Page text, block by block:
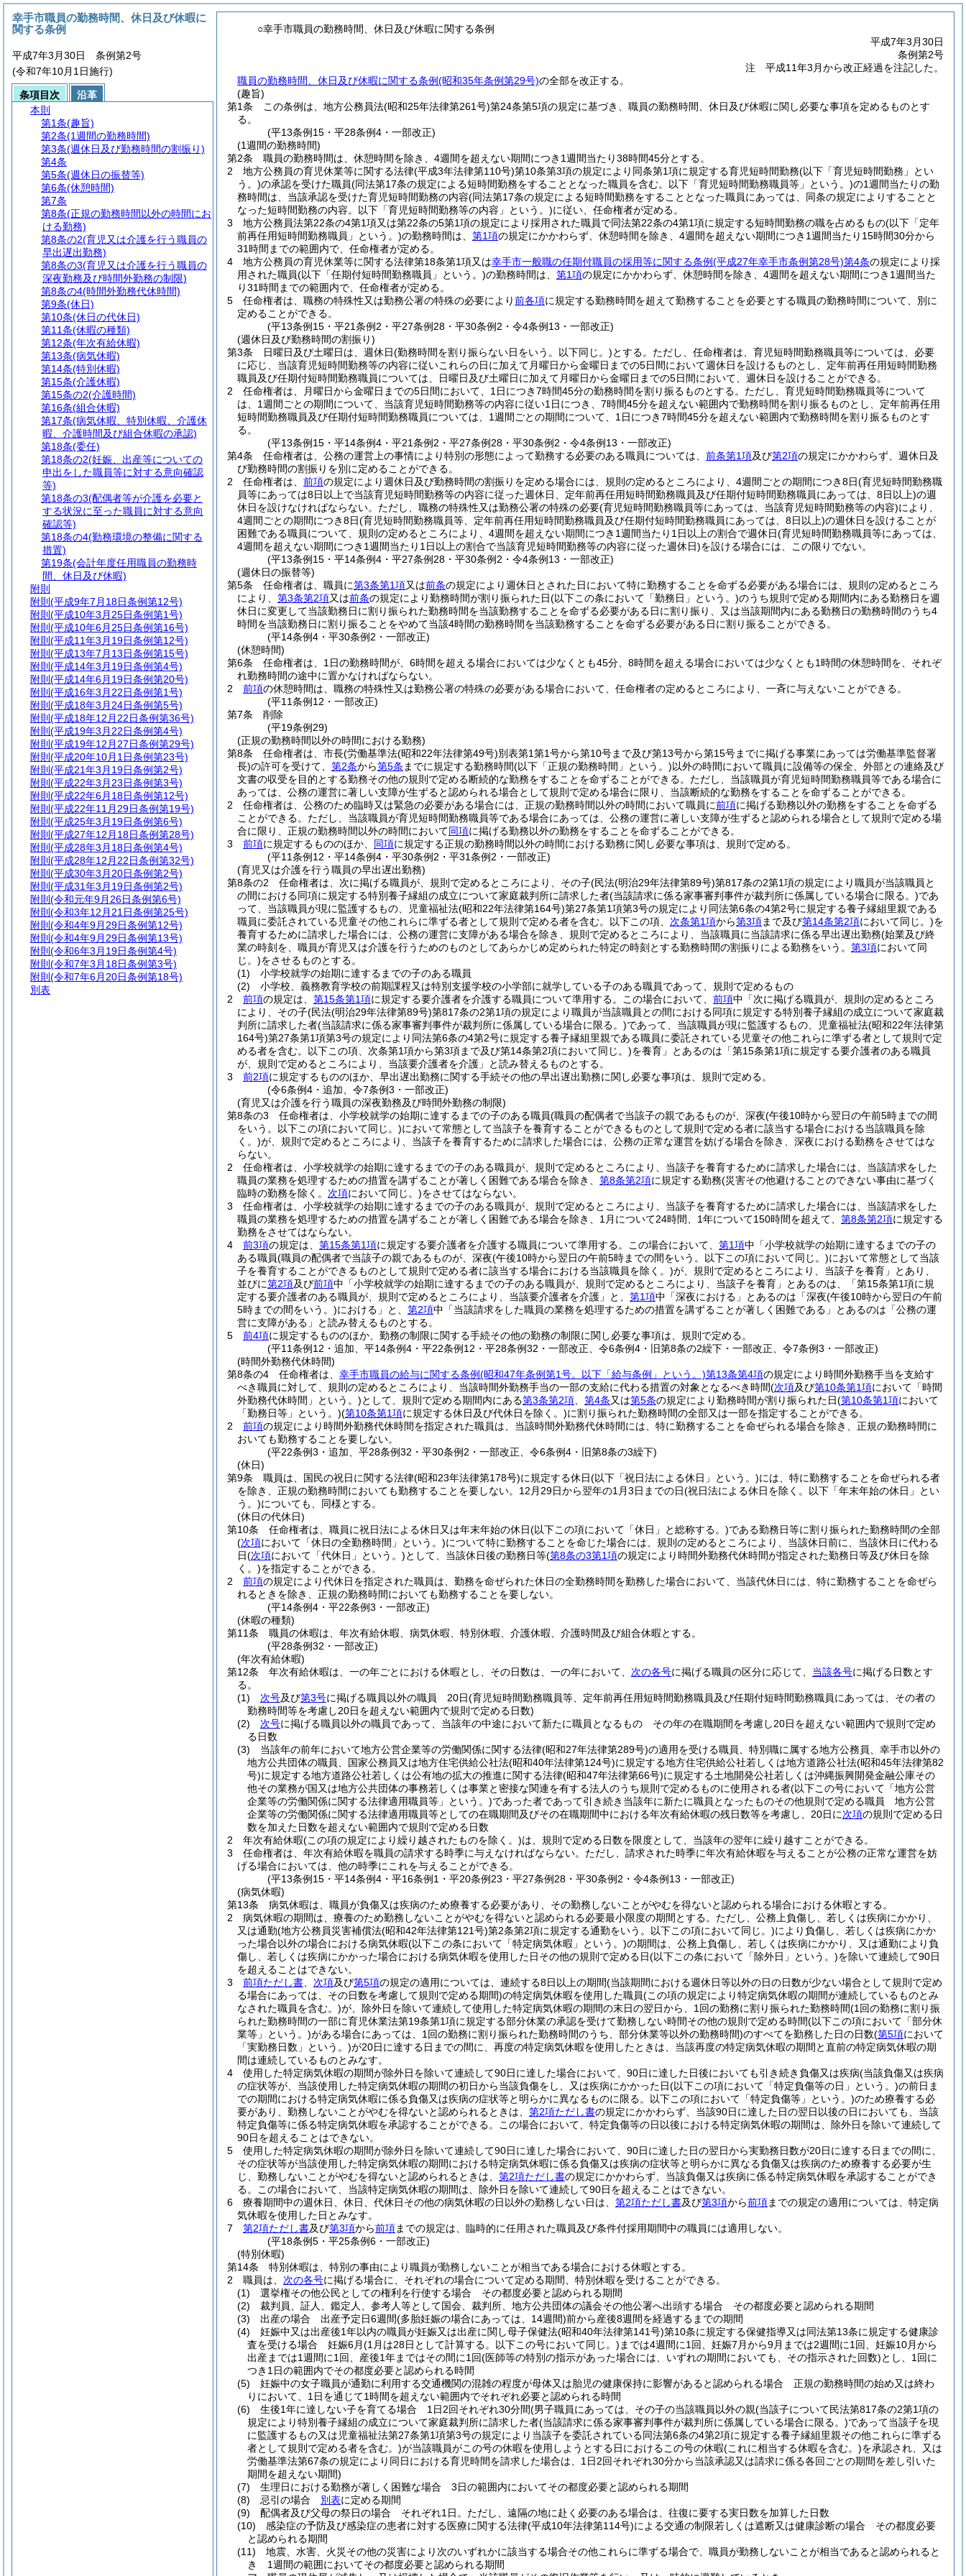
○幸手市職員の勤務時間、休日及び休暇に関する条例
平成7年3月30日
条例第2号
注 平成11年3月から改正経過を注記した。
職員の勤務時間、休日及び休暇に関する条例(昭和35年条例第29号)の全部を改正する。
(趣旨)
第1条
この条例は、地方公務員法(昭和25年法律第261号)第24条第5項の規定に基づき、職員の勤務時間、休日及び休暇に関し必要な事項を定めるものとす
る。
(平13条例15・平28条例4・一部改正)
(1週間の勤務時間)
第2条
職員の勤務時間は、休憩時間を除き、4週間を超えない期間につき1週間当たり38時間45分とする。
2
地方公務員の育児休業等に関する法律(平成3年法律第110号)第10条第3項の規定により同条第1項に規定する育児短時間勤務(以下「育児短時間勤務」とい
う。)の承認を受けた職員(同法第17条の規定による短時間勤務をすることとなった職員を含む。以下「育児短時間勤務職員等」という。)の1週間当たりの勤
務時間は、当該承認を受けた育児短時間勤務の内容(同法第17条の規定による短時間勤務をすることとなった職員にあっては、同条の規定によりすることと
なった短時間勤務の内容。以下「育児短時間勤務等の内容」という。)に従い、任命権者が定める。
3
地方公務員法第22条の4第1項又は第22条の5第1項の規定により採用された職員で同法第22条の4第1項に規定する短時間勤務の職を占めるもの(以下「定年
前再任用短時間勤務職員」という。)の勤務時間は、 第1項の規定にかかわらず、休憩時間を除き、4週間を超えない期間につき1週間当たり15時間30分から
31時間までの範囲内で、任命権者が定める。
4
地方公務員の育児休業等に関する法律第18条第1項又は幸手市一般職の任期付職員の採用等に関する条例(平成27年幸手市条例第28号)第4条の規定により採
用された職員(以下「任期付短時間勤務職員」という。)の勤務時間は、 第1項の規定にかかわらず、休憩時間を除き、4週間を超えない期間につき1週間当た
り31時間までの範囲内で、任命権者が定める。
5
任命権者は、職務の特殊性又は勤務公署の特殊の必要により前各項に規定する勤務時間を超えて勤務することを必要とする職員の勤務時間について、別に
定めることができる。
(平13条例15・平21条例2・平27条例28・平30条例2・令4条例13・一部改正)
(週休日及び勤務時間の割振り)
第3条
日曜日及び土曜日は、週休日(勤務時間を割り振らない日をいう。以下同じ。)とする。 ただし、任命権者は、育児短時間勤務職員等については、必要
に応じ、当該育児短時間勤務等の内容に従いこれらの日に加えて月曜日から金曜日までの5日間において週休日を設けるものとし、定年前再任用短時間勤務
職員及び任期付短時間勤務職員については、日曜日及び土曜日に加えて月曜日から金曜日までの5日間において、週休日を設けることができる。
2
任命権者は、月曜日から金曜日までの5日間において、1日につき7時間45分の勤務時間を割り振るものとする。 ただし、育児短時間勤務職員等について
は、1週間ごとの期間について、当該育児短時間勤務等の内容に従い1日につき、7時間45分を超えない範囲内で勤務時間を割り振るものとし、定年前再任用
短時間勤務職員及び任期付短時間勤務職員については、1週間ごとの期間について、1日につき7時間45分を超えない範囲内で勤務時間を割り振るものとす
る。
(平13条例15・平14条例4・平21条例2・平27条例28・平30条例2・令4条例13・一部改正)
第4条
任命権者は、公務の運営上の事情により特別の形態によって勤務する必要のある職員については、 前条第1項及び第2項の規定にかかわらず、週休日及
び勤務時間の割振りを別に定めることができる。
2
任命権者は、 前項の規定により週休日及び勤務時間の割振りを定める場合には、規則の定めるところにより、4週間ごとの期間につき8日(育児短時間勤務職
員等にあっては8日以上で当該育児短時間勤務等の内容に従った週休日、定年前再任用短時間勤務職員及び任期付短時間勤務職員にあっては、8日以上)の週
休日を設けなければならない。 ただし、職務の特殊性又は勤務公署の特殊の必要(育児短時間勤務職員等にあっては、当該育児短時間勤務等の内容)により、
4週間ごとの期間につき8日(育児短時間勤務職員等、定年前再任用短時間勤務職員及び任期付短時間勤務職員にあっては、8日以上)の週休日を設けることが
困難である職員について、規則の定めるところにより、4週間を超えない期間につき1週間当たり1日以上の割合で週休日(育児短時間勤務職員等にあっては、
4週間を超えない期間につき1週間当たり1日以上の割合で当該育児短時間勤務等の内容に従った週休日)を設ける場合には、この限りでない。
(平13条例15・平14条例4・平27条例28・平30条例2・令4条例13・一部改正)
(週休日の振替等)
第5条
任命権者は、職員に第3条第1項又は前条の規定により週休日とされた日において特に勤務することを命ずる必要がある場合には、規則の定めるところ
により、 第3条第2項又は前条の規定により勤務時間が割り振られた日(以下この条において「勤務日」という。)のうち規則で定める期間内にある勤務日を週
休日に変更して当該勤務日に割り振られた勤務時間を当該勤務することを命ずる必要がある日に割り振り、又は当該期間内にある勤務日の勤務時間のうち4
時間を当該勤務日に割り振ることをやめて当該4時間の勤務時間を当該勤務することを命ずる必要がある日に割り振ることができる。
(平14条例4・平30条例2・一部改正)
(休憩時間)
第6条
任命権者は、1日の勤務時間が、6時間を超える場合においては少なくとも45分、8時間を超える場合においては少なくとも1時間の休憩時間を、それぞ
れ勤務時間の途中に置かなければならない。
2
前項の休憩時間は、職務の特殊性又は勤務公署の特殊の必要がある場合において、任命権者の定めるところにより、一斉に与えないことができる。
(平11条例12・一部改正)
第7条
削除
(平19条例29)
(正規の勤務時間以外の時間における勤務)
第8条
任命権者は、市長(労働基準法(昭和22年法律第49号)別表第1第1号から第10号まで及び第13号から第15号までに掲げる事業にあっては労働基準監督署
長)の許可を受けて、 第2条から第5条 までに規定する勤務時間(以下「正規の勤務時間」という。)以外の時間において職員に設備等の保全、外部との連絡及び
文書の収受を目的とする勤務その他の規則で定める断続的な勤務をすることを命ずることができる。 ただし、当該職員が育児短時間勤務職員等である場合に
あっては、公務の運営に著しい支障が生ずると認められる場合として規則で定める場合に限り、当該断続的な勤務をすることを命ずることができる。
2
任命権者は、公務のため臨時又は緊急の必要がある場合には、正規の勤務時間以外の時間において職員に前項に掲げる勤務以外の勤務をすることを命ずる
ことができる。 ただし、当該職員が育児短時間勤務職員等である場合にあっては、公務の運営に著しい支障が生ずると認められる場合として規則で定める場
合に限り、正規の勤務時間以外の時間において同項に掲げる勤務以外の勤務をすることを命ずることができる。
3
前項に規定するもののほか、 同項に規定する正規の勤務時間以外の時間における勤務に関し必要な事項は、規則で定める。
(平11条例12・平14条例4・平30条例2・平31条例2・一部改正)
(育児又は介護を行う職員の早出遅出勤務)
第8条の2
任命権者は、次に掲げる職員が、規則で定めるところにより、その子(民法(明治29年法律第89号)第817条の2第1項の規定により職員が当該職員と
の間における同項に規定する特別養子縁組の成立について家庭裁判所に請求した者(当該請求に係る家事審判事件が裁判所に係属している場合に限る。)であ
って、当該職員が現に監護するもの、児童福祉法(昭和22年法律第164号)第27条第1項第3号の規定により同法第6条の4第2号に規定する養子縁組里親である
職員に委託されている児童その他これらに準ずる者として規則で定める者を含む。以下この項、 次条第1項から第3項まで及び第14条第2項において同じ。)を
養育するために請求した場合には、公務の運営に支障がある場合を除き、規則で定めるところにより、当該職員に当該請求に係る早出遅出勤務(始業及び終
業の時刻を、職員が育児又は介護を行うためのものとしてあらかじめ定められた特定の時刻とする勤務時間の割振りによる勤務をいう。 第3項において同
じ。)をさせるものとする。
(1)
小学校就学の始期に達するまでの子のある職員
(2)
小学校、義務教育学校の前期課程又は特別支援学校の小学部に就学している子のある職員であって、規則で定めるもの
2
前項の規定は、 第15条第1項に規定する要介護者を介護する職員について準用する。 この場合において、 前項中「次に掲げる職員が、規則の定めるところ
により、その子(民法(明治29年法律第89号)第817条の2第1項の規定により職員が当該職員との間における同項に規定する特別養子縁組の成立について家庭裁
判所に請求した者(当該請求に係る家事審判事件が裁判所に係属している場合に限る。)であって、当該職員が現に監護するもの、児童福祉法(昭和22年法律第
164号)第27条第1項第3号の規定により同法第6条の4第2号に規定する養子縁組里親である職員に委託されている児童その他これらに準ずる者として規則で定
める者を含む。以下この項、次条第1項から第3項まで及び第14条第2項において同じ。)を養育」とあるのは「第15条第1項に規定する要介護者のある職員
が、規則で定めるところにより、当該要介護者を介護」と読み替えるものとする。
3
前2項に規定するもののほか、早出遅出勤務に関する手続その他の早出遅出勤務に関し必要な事項は、規則で定める。
(令6条例4・追加、令7条例3・一部改正)
(育児又は介護を行う職員の深夜勤務及び時間外勤務の制限)
第8条の3
任命権者は、小学校就学の始期に達するまでの子のある職員(職員の配偶者で当該子の親であるものが、深夜(午後10時から翌日の午前5時までの間
をいう。以下この項において同じ。)において常態として当該子を養育することができるものとして規則で定める者に該当する場合における当該職員を除
く。)が、規則で定めるところにより、当該子を養育するために請求した場合には、公務の正常な運営を妨げる場合を除き、深夜における勤務をさせてはな
らない。
2
任命権者は、小学校就学の始期に達するまでの子のある職員が、規則で定めるところにより、当該子を養育するために請求した場合には、当該請求をした
職員の業務を処理するための措置を講ずることが著しく困難である場合を除き、 第8条第2項に規定する勤務(災害その他避けることのできない事由に基づく
臨時の勤務を除く。 次項において同じ。)をさせてはならない。
3
任命権者は、小学校就学の始期に達するまでの子のある職員が、規則で定めるところにより、当該子を養育するために請求した場合には、当該請求をした
職員の業務を処理するための措置を講ずることが著しく困難である場合を除き、1月について24時間、1年について150時間を超えて、 第8条第2項に規定する
勤務をさせてはならない。
4
前3項の規定は、 第15条第1項に規定する要介護者を介護する職員について準用する。 この場合において、 第1項中「小学校就学の始期に達するまでの子の
ある職員(職員の配偶者で当該子の親であるものが、深夜(午後10時から翌日の午前5時までの間をいう。以下この項において同じ。)において常態として当該
子を養育することができるものとして規則で定める者に該当する場合における当該職員を除く。)が、規則で定めるところにより、当該子を養育」とあり、
並びに第2項及び前項中「小学校就学の始期に達するまでの子のある職員が、規則で定めるところにより、当該子を養育」とあるのは、「第15条第1項に規
定する要介護者のある職員が、規則で定めるところにより、当該要介護者を介護」と、 第1項中「深夜における」とあるのは「深夜(午後10時から翌日の午前
5時までの間をいう。)における」と、 第2項中「当該請求をした職員の業務を処理するための措置を講ずることが著しく困難である」とあるのは「公務の運
営に支障がある」と読み替えるものとする。
5
前4項に規定するもののほか、勤務の制限に関する手続その他の勤務の制限に関し必要な事項は、規則で定める。
(平11条例12・追加、平14条例4・平22条例12・平28条例32・一部改正、令6条例4・旧第8条の2繰下・一部改正、令7条例3・一部改正)
(時間外勤務代休時間)
第8条の4
任命権者は、 幸手市職員の給与に関する条例(昭和47年条例第1号。以下「給与条例」という。)第13条第4項の規定により時間外勤務手当を支給す
べき職員に対して、規則の定めるところにより、当該時間外勤務手当の一部の支給に代わる措置の対象となるべき時間(次項及び第10条第1項において「時間
外勤務代休時間」という。)として、規則で定める期間内にある第3条第2項 第4条又は第5条の規定により勤務時間が割り振られた日(第10条第1項において
「勤務日等」という。)(第10条第1項に規定する休日及び代休日を除く。)に割り振られた勤務時間の全部又は一部を指定することができる。
2
前項の規定により時間外勤務代休時間を指定された職員は、当該時間外勤務代休時間には、特に勤務することを命ぜられる場合を除き、正規の勤務時間に
おいても勤務することを要しない。
(平22条例3・追加、平28条例32・平30条例2・一部改正、令6条例4・旧第8条の3繰下)
(休日)
第9条
職員は、国民の祝日に関する法律(昭和23年法律第178号)に規定する休日(以下「祝日法による休日」という。)には、特に勤務することを命ぜられる者
を除き、正規の勤務時間においても勤務することを要しない。 12月29日から翌年の1月3日までの日(祝日法による休日を除く。以下「年末年始の休日」とい
う。)についても、同様とする。
(休日の代休日)
第10条
任命権者は、職員に祝日法による休日又は年末年始の休日(以下この項において「休日」と総称する。)である勤務日等に割り振られた勤務時間の全部
(次項において「休日の全勤務時間」という。)について特に勤務することを命じた場合には、規則の定めるところにより、当該休日前に、当該休日に代わる
日(次項において「代休日」という。)として、当該休日後の勤務日等(第8条の3第1項の規定により時間外勤務代休時間が指定された勤務日等及び休日を除
く。)を指定することができる。
2
前項の規定により代休日を指定された職員は、勤務を命ぜられた休日の全勤務時間を勤務した場合において、当該代休日には、特に勤務することを命ぜら
れるときを除き、正規の勤務時間においても勤務することを要しない。
(平14条例4・平22条例3・一部改正)
(休暇の種類)
第11条
職員の休暇は、年次有給休暇、病気休暇、特別休暇、介護休暇、介護時間及び組合休暇とする。
(平28条例32・一部改正)
(年次有給休暇)
第12条
年次有給休暇は、一の年ごとにおける休暇とし、その日数は、一の年において、 次の各号に掲げる職員の区分に応じて、 当該各号に掲げる日数とす
る。
(1)
次号及び第3号に掲げる職員以外の職員 20日(育児短時間勤務職員等、定年前再任用短時間勤務職員及び任期付短時間勤務職員にあっては、その者の
勤務時間等を考慮し20日を超えない範囲内で規則で定める日数)
(2)
次号に掲げる職員以外の職員であって、当該年の中途において新たに職員となるもの その年の在職期間を考慮し20日を超えない範囲内で規則で定め
る日数
(3)
当該年の前年において地方公営企業等の労働関係に関する法律(昭和27年法律第289号)の適用を受ける職員、特別職に属する地方公務員、幸手市以外の
地方公共団体の職員、国家公務員又は地方住宅供給公社法(昭和40年法律第124号)に規定する地方住宅供給公社若しくは地方道路公社法(昭和45年法律第82
号)に規定する地方道路公社若しくは公有地の拡大の推進に関する法律(昭和47年法律第66号)に規定する土地開発公社若しくは沖縄振興開発金融公庫その
他その業務が国又は地方公共団体の事務若しくは事業と密接な関連を有する法人のうち規則で定めるものに使用される者(以下この号において「地方公営
企業等の労働関係に関する法律適用職員等」という。)であった者であって引き続き当該年に新たに職員となったものその他規則で定める職員 地方公営
企業等の労働関係に関する法律適用職員等としての在職期間及びその在職期間中における年次有給休暇の残日数等を考慮し、20日に次項の規則で定める日
数を加えた日数を超えない範囲内で規則で定める日数
2
年次有給休暇(この項の規定により繰り越されたものを除く。)は、規則で定める日数を限度として、当該年の翌年に繰り越すことができる。
3
任命権者は、年次有給休暇を職員の請求する時季に与えなければならない。 ただし、請求された時季に年次有給休暇を与えることが公務の正常な運営を妨
げる場合においては、他の時季にこれを与えることができる。
(平13条例15・平14条例4・平16条例1・平20条例23・平27条例28・平30条例2・令4条例13・一部改正)
(病気休暇)
第13条
病気休暇は、職員が負傷又は疾病のため療養する必要があり、その勤務しないことがやむを得ないと認められる場合における休暇とする。
2
病気休暇の期間は、療養のため勤務しないことがやむを得ないと認められる必要最小限度の期間とする。 ただし、公務上負傷し、若しくは疾病にかかり、
又は通勤(地方公務員災害補償法(昭和42年法律第121号)第2条第2項に規定する通勤をいう。以下この項において同じ。)により負傷し、若しくは疾病にかか
った場合以外の場合における病気休暇(以下この条において「特定病気休暇」という。)の期間は、公務上負傷し、若しくは疾病にかかり、又は通勤により負
傷し、若しくは疾病にかかった場合における病気休暇を使用した日その他の規則で定める日(以下この条において「除外日」という。)を除いて連続して90日
を超えることはできない。
3
前項ただし書 次項及び第5項の規定の適用については、連続する8日以上の期間(当該期間における週休日等以外の日の日数が少ない場合として規則で定め
る場合にあっては、その日数を考慮して規則で定める期間)の特定病気休暇を使用した職員(この項の規定により特定病気休暇の期間が連続しているものとみ
なされた職員を含む。)が、除外日を除いて連続して使用した特定病気休暇の期間の末日の翌日から、1回の勤務に割り振られた勤務時間(1回の勤務に割り振
られた勤務時間の一部に育児休業法第19条第1項に規定する部分休業の承認を受けて勤務しない時間その他の規則で定める時間(以下この項において「部分休
業等」という。)がある場合にあっては、1回の勤務に割り振られた勤務時間のうち、部分休業等以外の勤務時間)のすべてを勤務した日の日数(第5項において
「実勤務日数」という。)が20日に達する日までの間に、再度の特定病気休暇を使用したときは、当該再度の特定病気休暇の期間と直前の特定病気休暇の期
間は連続しているものとみなす。
4
使用した特定病気休暇の期間が除外日を除いて連続して90日に達した場合において、90日に達した日後においても引き続き負傷又は疾病(当該負傷又は疾病
の症状等が、当該使用した特定病気休暇の期間の初日から当該負傷をし、又は疾病にかかった日(以下この項において「特定負傷等の日」という。)の前日ま
での期間における特定病気休暇に係る負傷又は疾病の症状等と明らかに異なるものに限る。以下この項において「特定負傷等」という。)のため療養する必
要があり、勤務しないことがやむを得ないと認められるときは、 第2項ただし書の規定にかかわらず、当該90日に達した日の翌日以後の日においても、当該
特定負傷等に係る特定病気休暇を承認することができる。
この場合において、特定負傷等の日以後における特定病気休暇の期間は、除外日を除いて連続して
90日を超えることはできない。
5
使用した特定病気休暇の期間が除外日を除いて連続して90日に達した場合において、90日に達した日の翌日から実勤務日数が20日に達する日までの間に、
その症状等が当該使用した特定病気休暇の期間における特定病気休暇に係る負傷又は疾病の症状等と明らかに異なる負傷又は疾病のため療養する必要が生
じ、勤務しないことがやむを得ないと認められるときは、 第2項ただし書の規定にかかわらず、当該負傷又は疾病に係る特定病気休暇を承認することができ
る。
この場合において、当該特定病気休暇の期間は、除外日を除いて連続して90日を超えることはできない。
6
療養期間中の週休日、休日、代休日その他の病気休暇の日以外の勤務しない日は、 第2項ただし書及び第3項から前項までの規定の適用については、特定病
気休暇を使用した日とみなす。
7
第2項ただし書及び第3項から前項までの規定は、臨時的に任用された職員及び条件付採用期間中の職員には適用しない。
(平18条例5・平25条例6・一部改正)
(特別休暇)
第14条
特別休暇は、特別の事由により職員が勤務しないことが相当である場合における休暇とする。
2
職員は、 次の各号に掲げる場合に、それぞれの場合について定める期間、特別休暇を受けることができる。
(1)
選挙権その他公民としての権利を行使する場合 その都度必要と認められる期間
(2)
裁判員、証人、鑑定人、参考人等として国会、裁判所、地方公共団体の議会その他公署へ出頭する場合 その都度必要と認められる期間
(3)
出産の場合 出産予定日6週間(多胎妊娠の場合にあっては、14週間)前から産後8週間を経過するまでの期間
(4)
妊娠中又は出産後1年以内の職員が妊娠又は出産に関し母子保健法(昭和40年法律第141号)第10条に規定する保健指導又は同法第13条に規定する健康診
査を受ける場合 妊娠6月(1月は28日として計算する。以下この号において同じ。) までは4週間に1回、妊娠7月から9月までは2週間に1回、妊娠10月から
出産までは1週間に1回、産後1年まではその間に1回(医師等の特別の指示があった場合には、いずれの期間においても、その指示された回数)とし、1回に
つき1日の範囲内でその都度必要と認められる時間
(5)
妊娠中の女子職員が通勤に利用する交通機関の混雑の程度が母体又は胎児の健康保持に影響があると認められる場合 正規の勤務時間の始め又は終わ
りにおいて、1日を通じて1時間を超えない範囲内でそれぞれ必要と認められる時間
(6)
生後1年に達しない子を育てる場合 1日2回それぞれ30分間(男子職員にあっては、その子の当該職員以外の親(当該子について民法第817条の2第1項の
規定により特別養子縁組の成立について家庭裁判所に請求した者(当該請求に係る家事審判事件が裁判所に係属している場合に限る。)であって当該子を現
に監護するもの又は児童福祉法第27条第1項第3号の規定により当該子を委託されている同法第6条の4第2項に規定する養子縁組里親その他これらに準ずる
者として規則で定める者を含む。)が当該職員がこの号の休暇を使用しようとする日におけるこの号の休暇(これに相当する休暇を含む。)を承認され、又は
労働基準法第67条の規定により同日における育児時間を請求した場合は、1日2回それぞれ30分から当該承認又は請求に係る各回ごとの期間を差し引いた
期間を超えない期間)
(7)
生理日における勤務が著しく困難な場合 3日の範囲内においてその都度必要と認められる期間
(8)
忌引の場合 別表に定める期間
(9)
配偶者及び父母の祭日の場合 それぞれ1日。 ただし、遠隔の地に赴く必要のある場合は、往復に要する実日数を加算した日数
(10)
感染症の予防及び感染症の患者に対する医療に関する法律(平成10年法律第114号)による交通の制限若しくは遮断又は健康診断の場合 その都度必要
と認められる期間
(11)
地震、水害、火災その他の災害により次のいずれかに該当する場合その他これらに準ずる場合で、職員が勤務しないことが相当であると認められると
き 1週間の範囲においてその都度必要と認められる期間
幸手市職員の勤務時間、休日及び休暇に
関する条例
平成7年3月30日 条例第2号
(令和7年10月1日施行)
条項目次
沿革
本則
第1条(趣旨)
第2条(1週間の勤務時間)
第3条(週休日及び勤務時間の割振り)
第4条
第5条(週休日の振替等)
第6条(休憩時間)
第7条
第8条(正規の勤務時間以外の時間にお
ける勤務)
第8条の2(育児又は介護を行う職員の
早出遅出勤務)
第8条の3(育児又は介護を行う職員の
深夜勤務及び時間外勤務の制限)
第8条の4(時間外勤務代休時間)
第9条(休日)
第10条(休日の代休日)
第11条(休暇の種類)
第12条(年次有給休暇)
第13条(病気休暇)
第14条(特別休暇)
第15条(介護休暇)
第15条の2(介護時間)
第16条(組合休暇)
第17条(病気休暇、特別休暇、介護休
暇、介護時間及び組合休暇の承認)
第18条(委任)
第18条の2(妊娠、出産等についての
申出をした職員等に対する意向確認
等)
第18条の3(配偶者等が介護を必要と
する状況に至った職員に対する意向
確認等)
第18条の4(勤務環境の整備に関する
措置)
第19条(会計年度任用職員の勤務時
間、休日及び休暇)
附則
附則 (平成9年7月18日条例第12号)
附則 (平成10年3月25日条例第1号)
附則 (平成10年6月25日条例第16号)
附則 (平成11年3月19日条例第12号)
附則 (平成13年7月13日条例第15号)
附則 (平成14年3月19日条例第4号)
附則 (平成14年6月19日条例第20号)
附則 (平成16年3月22日条例第1号)
附則 (平成18年3月24日条例第5号)
附則 (平成18年12月22日条例第36号)
附則 (平成19年3月22日条例第4号)
附則 (平成19年12月27日条例第29号)
附則 (平成20年10月1日条例第23号)
附則 (平成21年3月19日条例第2号)
附則 (平成22年3月23日条例第3号)
附則 (平成22年6月18日条例第12号)
附則 (平成22年11月29日条例第19号)
附則 (平成25年3月19日条例第6号)
附則 (平成27年12月18日条例第28号)
附則 (平成28年3月18日条例第4号)
附則 (平成28年12月22日条例第32号)
附則 (平成30年3月20日条例第2号)
附則 (平成31年3月19日条例第2号)
附則 (令和元年9月26日条例第6号)
附則 (令和3年12月21日条例第25号)
附則 (令和4年9月29日条例第12号)
附則 (令和4年9月29日条例第13号)
附則 (令和6年3月19日条例第4号)
附則 (令和7年3月18日条例第3号)
附則 (令和7年6月20日条例第18号)
別表